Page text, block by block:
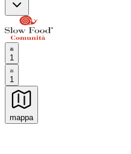
1
1
mappa
Esperienze culinarie